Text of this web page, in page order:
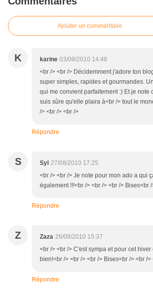
Ajouter un commentaire
K karine 03/09/2010 14:48
<br /> <br /> Décidemment j'adore ton
super simples, rapides et gourmandes.
qui me convient parfaitement :) Et je note
suis sûre qu'elle plaira à<br /> tout le
/> <br /> <br />
Répondre
S Syl 27/08/2010 17:25
<br /> <br /> Je note pour mon ado a qui
également !!!<br /> <br /> <br /> Bises<br
Répondre
Z Zaza 26/08/2010 15:37
<br /> <br /> C'est sympa et pour cet
bien!<br /> <br /> <br /> Bises<br /> <br />
Répondre